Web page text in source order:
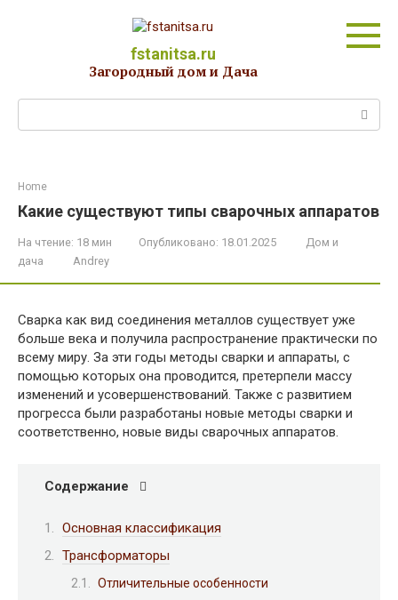
fstanitsa.ru
Загородный дом и Дача
Home
Какие существуют типы сварочных аппаратов
На чтение: 18 мин Опубликовано: 18.01.2025
Дом и
дача
Andrey
Сварка как вид соединения металлов существует уже
больше века и получила распространение практически по
всему миру. За эти годы методы сварки и аппараты, с
помощью которых она проводится, претерпели массу
изменений и усовершенствований. Также с развитием
прогресса были разработаны новые методы сварки и
соответственно, новые виды сварочных аппаратов.
Содержание
Основная классификация
Трансформаторы
Отличительные особенности